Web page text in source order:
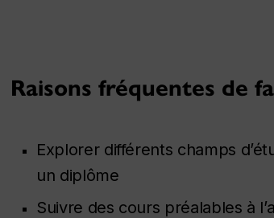
Raisons fréquentes de
Explorer différents champs
un diplôme
Suivre des cours préalables à